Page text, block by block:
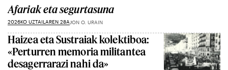
Afariak eta segurtasuna
2026KO UZTAILAREN 28A JON O. URAIN
Haizea eta Sustraiak kolektiboa:
«Perturren memoria militantea
desagerrarazi nahi da»